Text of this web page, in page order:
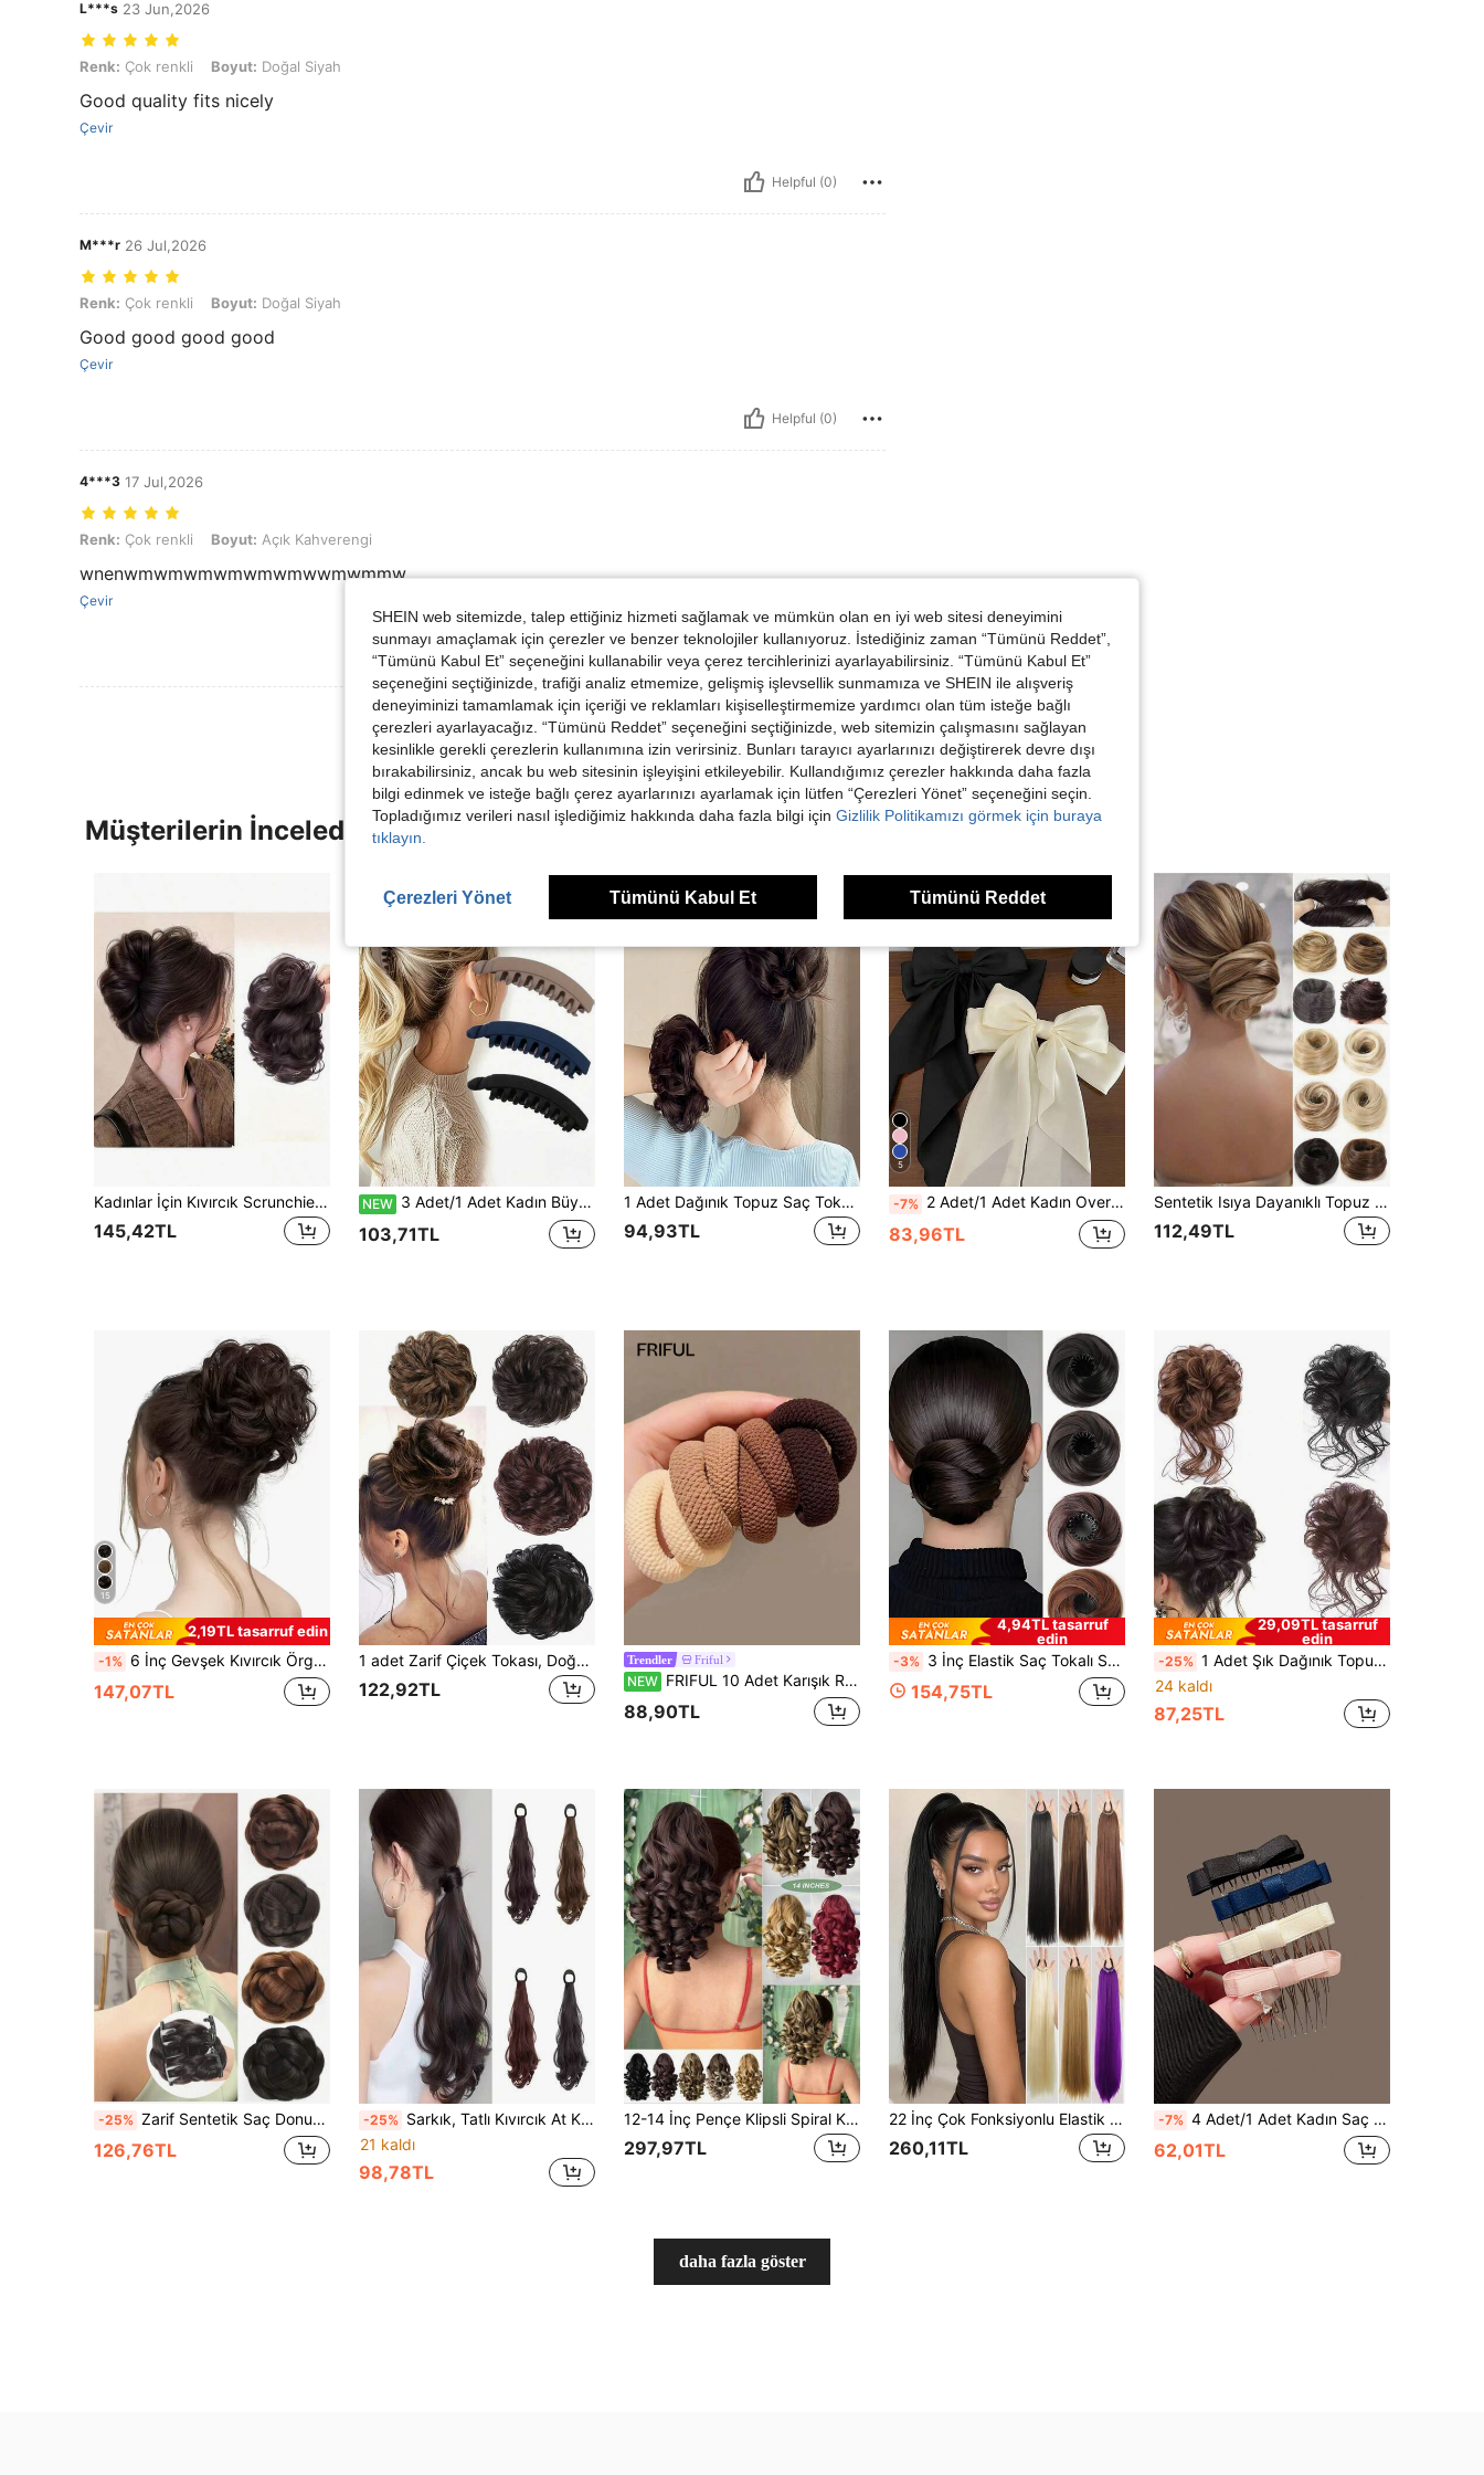
L***s 23 Jun,2026
Renk: Çok renkli, Boyut: Doğal Siyah
Renk: Çok renkli Boyut: Doğal Siyah
Good quality fits nicely
Çevir
Helpful (0)
M***r 26 Jul,2026
Renk: Çok renkli, Boyut: Doğal Siyah
Renk: Çok renkli Boyut: Doğal Siyah
Good good good good
Çevir
Helpful (0)
4***3 17 Jul,2026
Renk: Çok renkli, Boyut: Açık Kahverengi
Renk: Çok renkli Boyut: Açık Kahverengi
wnenwmwmwmwmwmwmwwmwmmw
Çevir
Helpful (0)
Müşterilerin İncelediği Diğer Ürünler
Kadınlar İçin Kıvırcık Scrunchie Topuz Saç Parçası Uzantısı, Doğal Kabarık Hacimli Topuz Saç Aksesuarı, Günlük Kullanım İçin At Kuyruğu Tutucu
145,42TL
NEW 3 Adet/1 Adet Kadın Büyük Muz Toka, Güçlü Tutuşlu Sabit At Kuyruğu Tokası, Dikey Üst Üste Sarma Toka, Günlük Saç Şekillendirme ve Süsleme Aksesuarı, Bohem Stil ve Zarif Şıklık
103,71TL
1 Adet Dağınık Topuz Saç Tokası, Kabarık ve Doğal Görünümlü Saç Donut Şekillendirici, Gevşek Saç Şekillendirme Aparatı, Saç Aksesuarı
94,93TL
5
-7% 2 Adet/1 Adet Kadın Oversize Siyah ve Beyaz İpeksi Saten Fiyonklu Bahar Saç Tokası, Günlük Kullanım, Günlük Şıklık, Parti, İşe Gidiş, Tatil, Yüz Yıkama, Makyaj ve Kombin Uyumu İçin Şık Çok Yönlü Minimalist Düz Renk Saç Aksesuarı
83,96TL
Sentetik Isıya Dayanıklı Topuz Peruk Elastik Peruk Uzatma Bayan Saç Aksesuarları 3 İnç Peruk Halkası Kadınlar İçin Saç Modeli
112,49TL
15
2,19TL tasarruf edin
-1% 6 İnç Gevşek Kıvırcık Örgü Dalga Saç Aksesuarı, Kalın At Kuyruğu Saç Tokası, Kızlar İçin Uygun, Açık Gri Kahverengi ve Altın
147,07TL
1 adet Zarif Çiçek Tokası, Doğal Hacimli Topuz Saç Modeli, Zarif Kadınlar ve Kızlar İçin Uygun, Kalın ve İnce Saçlar İçin İdeal, Hacim Verir, At Kuyruğu Tutucu, Saç Lastiği, Ev, Cilt Bakımı Aksesuarları, Saç İpi Saç Bağları Baş Aksesuarları Spor Salonu Koşu Kıyafeti Lastik Bantlar Güzellik Ev Saç Aksesuarları
122,92TL
Trendler Friful
NEW FRIFUL 10 Adet Karışık Renk Yüksek Esneklikli Kalınlaştırılmış Çok Amaçlı Sade Scrunchie Saç Tokası, Saç Aksesuarı, Rastgele Renk
88,90TL
4,94TL tasarruf
edin
-3% 3 İnç Elastik Saç Tokalı Sentetik Topuz Saç Aksesuarı, Yüksek Isıya Dayanıklı Fiber Malzeme, Tüm Saç Tipleri İçin Güvenli Kullanım, Günlük Kullanım ve Özel Günler İçin Şık Kadın Saç Aksesuarı
154,75TL
29,09TL tasarruf
edin
-25% 1 Adet Şık Dağınık Topuz Scrunchie, Günlük Kullanım, Dış Mekan Şekillendirme ve DIY Saç Modelleri İçin Uygun Kadın Saç Aksesuarı
24 kaldı
87,25TL
-25% Zarif Sentetik Saç Donut Topuz Scrunchie Klipsli Ek Saç, Isıya Dayanıklı Fiber, Tüm Saç Tiplerine Uygun, Günlük ve Parti İçin Kadın Saç Şekillendirme Aksesuarı
126,76TL
-25% Sarkık, Tatlı Kıvırcık At Kuyruğu Peruk, Doğal Görünümlü Dalgalı At Kuyruğu Saç Uzantısı, Lastik Bantlı Yan At Kuyruğu Peruk, Saç Tokası, Lastik Saç Bağlama Aparatı, Güzellik Ev Saç Aksesuarları
21 kaldı
98,78TL
12-14 İnç Pençe Klipsli Spiral Kıvırcık At Kuyruğu Uzantısı, Kadınlar İçin Sentetik Kabarık Dalgalı At Kuyruğu Saç Parçası, Ombre/Küllü Sarı/Kahverengi
297,97TL
22 İnç Çok Fonksiyonlu Elastik Saç Bandlı Sentetik At Kuyruğu Saç Uzatma, 10 Tutam/Paket, Kadınlar İçin Düz Saç, Çeşitli Durumlara Uygun
260,11TL
-7% 4 Adet/1 Adet Kadın Saç Aksesuarı Siyah/Bej/Lacivert/Pembe Fiyonklu Yan Tarak, Sevimli ve Zarif, Sokak, Günlük, Tatil, Okul İçin Hediye Saç Tarağı
62,01TL
daha fazla göster
SHEIN web sitemizde, talep ettiğiniz hizmeti sağlamak ve mümkün olan en iyi web sitesi deneyimini
sunmayı amaçlamak için çerezler ve benzer teknolojiler kullanıyoruz. İstediğiniz zaman “Tümünü Reddet”,
“Tümünü Kabul Et” seçeneğini kullanabilir veya çerez tercihlerinizi ayarlayabilirsiniz. “Tümünü Kabul Et”
seçeneğini seçtiğinizde, trafiği analiz etmemize, gelişmiş işlevsellik sunmamıza ve SHEIN ile alışveriş
deneyiminizi tamamlamak için içeriği ve reklamları kişiselleştirmemize yardımcı olan tüm isteğe bağlı
çerezleri ayarlayacağız. “Tümünü Reddet” seçeneğini seçtiğinizde, web sitemizin çalışmasını sağlayan
kesinlikle gerekli çerezlerin kullanımına izin verirsiniz. Bunları tarayıcı ayarlarınızı değiştirerek devre dışı
bırakabilirsiniz, ancak bu web sitesinin işleyişini etkileyebilir. Kullandığımız çerezler hakkında daha fazla
bilgi edinmek ve isteğe bağlı çerez ayarlarınızı ayarlamak için lütfen “Çerezleri Yönet” seçeneğini seçin.
Topladığımız verileri nasıl işlediğimiz hakkında daha fazla bilgi için Gizlilik Politikamızı görmek için buraya
tıklayın.
Çerezleri Yönet Tümünü Kabul Et Tümünü Reddet